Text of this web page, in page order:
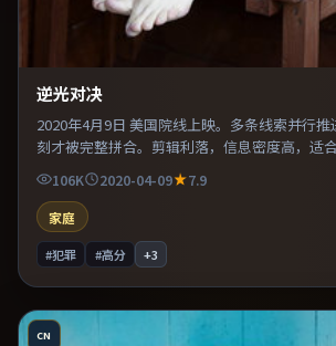
逆光对决
2020年4月9日 美国院线上映。多条线索并行
刻才被完整拼合。剪辑利落，信息密度高，适
观众。既有类型片爽感，也保留作者表达，口
106K 2020-04-09
7.9
家庭
#犯罪 #高分 +3
CN